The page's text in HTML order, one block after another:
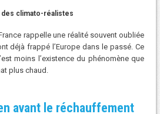
climato-réalistes
rappelle une réalité souvent oubliée
déjà frappé l’Europe dans le passé. Ce
moins l’existence du phénomène que
plus chaud.
avant le réchauffement